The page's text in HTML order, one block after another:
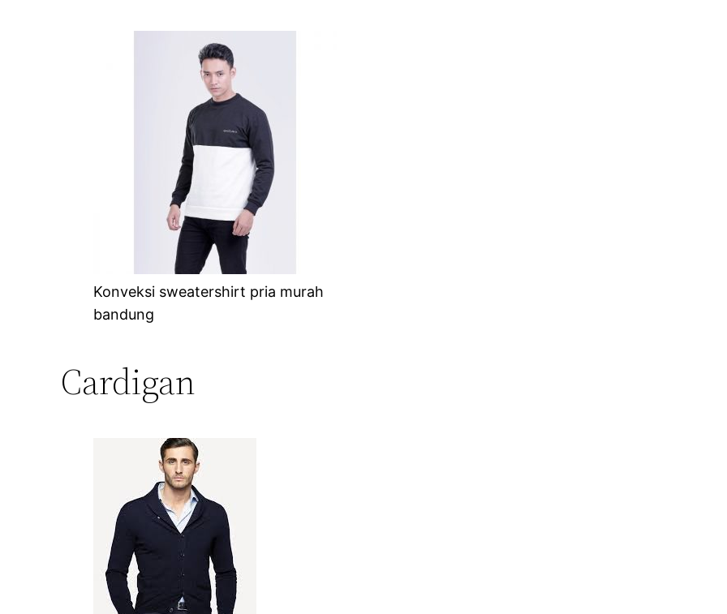
Konveksi sweatershirt pria murah
bandung
Cardigan